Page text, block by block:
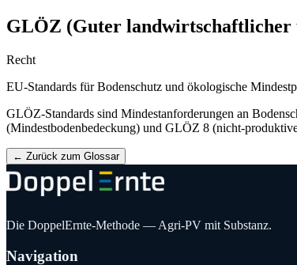
GLÖZ (Guter landwirtschaftlicher
Recht
EU-Standards für Bodenschutz und ökologische
GLÖZ-Standards sind Mindestanforderungen an
(Mindestbodenbedeckung) und GLÖZ 8 (nicht-
← Zurück zum Glossar
Die DoppelErnte-Methode — Agri-PV mit Substanz.
Navigation